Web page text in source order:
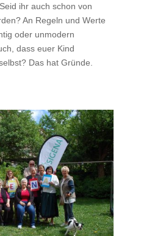
ihr auch schon von
An Regeln und Werte
oder unmodern
dass euer Kind
Das hat Gründe.